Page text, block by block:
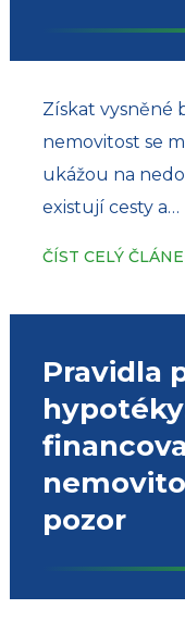
Získat vysněné
nemovitost se
ukážou na
existují cesty a…
ČÍST CELÝ
Pravidla
pozor